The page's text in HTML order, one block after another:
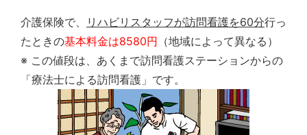
介護保険で、 リハビリスタッフが訪問看護を60分行っ
たときの基本料金は8580円 （地域によって異なる）
※ この値段は、あくまで訪問看護ステーションからの
「療法士による訪問看護」です。